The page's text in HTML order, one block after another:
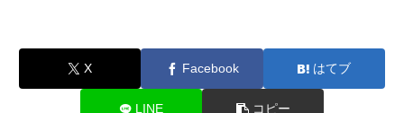
X Facebook はてブ
LINE コピー